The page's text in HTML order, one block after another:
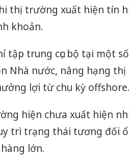
thị trường xuất hiện tín
khoản.
tập trung cục bộ tại một
Nhà nước, nâng hạng
lợi từ chu kỳ offshore.
hiện chưa xuất hiện
trì trạng thái tương đối
lớn.